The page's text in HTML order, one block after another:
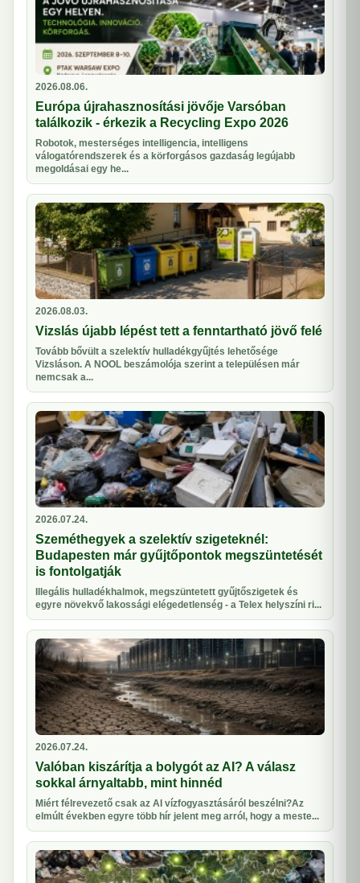
2026.08.06.
Európa újrahasznosítási jövője Varsóban
találkozik - érkezik a Recycling Expo 2026
Robotok, mesterséges intelligencia, intelligens
válogatórendszerek és a körforgásos gazdaság legújabb
megoldásai egy he...
2026.08.03.
Vizslás újabb lépést tett a fenntartható jövő felé
Tovább bővült a szelektív hulladékgyűjtés lehetősége
Vizsláson. A NOOL beszámolója szerint a településen már
nemcsak a...
2026.07.24.
Szeméthegyek a szelektív szigeteknél:
Budapesten már gyűjtőpontok megszüntetését
is fontolgatják
Illegális hulladékhalmok, megszüntetett gyűjtőszigetek és
egyre növekvő lakossági elégedetlenség - a Telex helyszíni ri...
2026.07.24.
Valóban kiszárítja a bolygót az AI? A válasz
sokkal árnyaltabb, mint hinnéd
Miért félrevezető csak az AI vízfogyasztásáról beszélni?Az
elmúlt években egyre több hír jelent meg arról, hogy a meste...